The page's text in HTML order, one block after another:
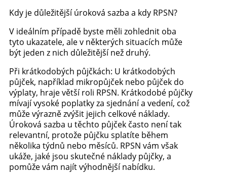
Kdy je důležitější úroková sazba a kdy RPSN?
V ideálním případě byste měli zohlednit oba
tyto ukazatele, ale v některých situacích může
být jeden z nich důležitější než druhý.
Při krátkodobých půjčkách: U krátkodobých
půjček, například mikropůjček nebo půjček do
výplaty, hraje větší roli RPSN. Krátkodobé půjčky
mívají vysoké poplatky za sjednání a vedení, což
může výrazně zvýšit jejich celkové náklady.
Úroková sazba u těchto půjček často není tak
relevantní, protože půjčku splatíte během
několika týdnů nebo měsíců. RPSN vám však
ukáže, jaké jsou skutečné náklady půjčky, a
pomůže vám najít výhodnější nabídku.